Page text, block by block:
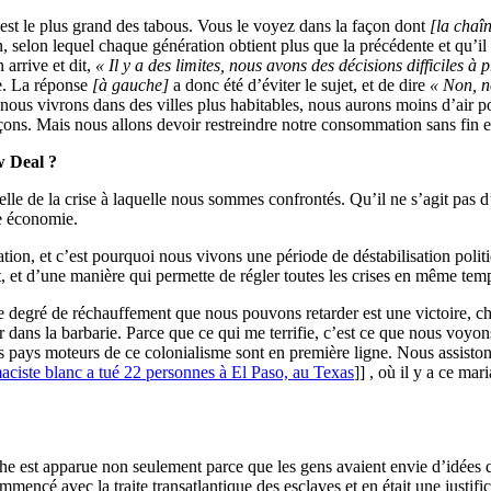
le plus grand des tabous. Vous le voyez dans la façon dont [la
lequel chaque génération obtient plus que la précédente et
arrive et dit, « Il y a des limites, nous avons des décisions difficiles à
La réponse [à gauche] a donc été d’éviter le sujet, et de dire « Non,
vivrons dans des villes plus habitables, nous aurons moins d’air
Mais nous allons devoir restreindre notre consommation sans fin
Deal ?
de la crise à laquelle nous sommes confrontés. Qu’il ne s’agit pas
économie.
et c’est pourquoi nous vivons une période de déstabilisation
d’une manière qui permette de régler toutes les crises en même
de réchauffement que nous pouvons retarder est une victoire,
dans la barbarie. Parce que ce qui me terrifie, c’est ce que nous
moteurs de ce colonialisme sont en première ligne. Nous
blanc a tué 22 personnes à El Paso, au Texas]] , où il y a ce
est apparue non seulement parce que les gens avaient envie
avec la traite transatlantique des esclaves et en était une